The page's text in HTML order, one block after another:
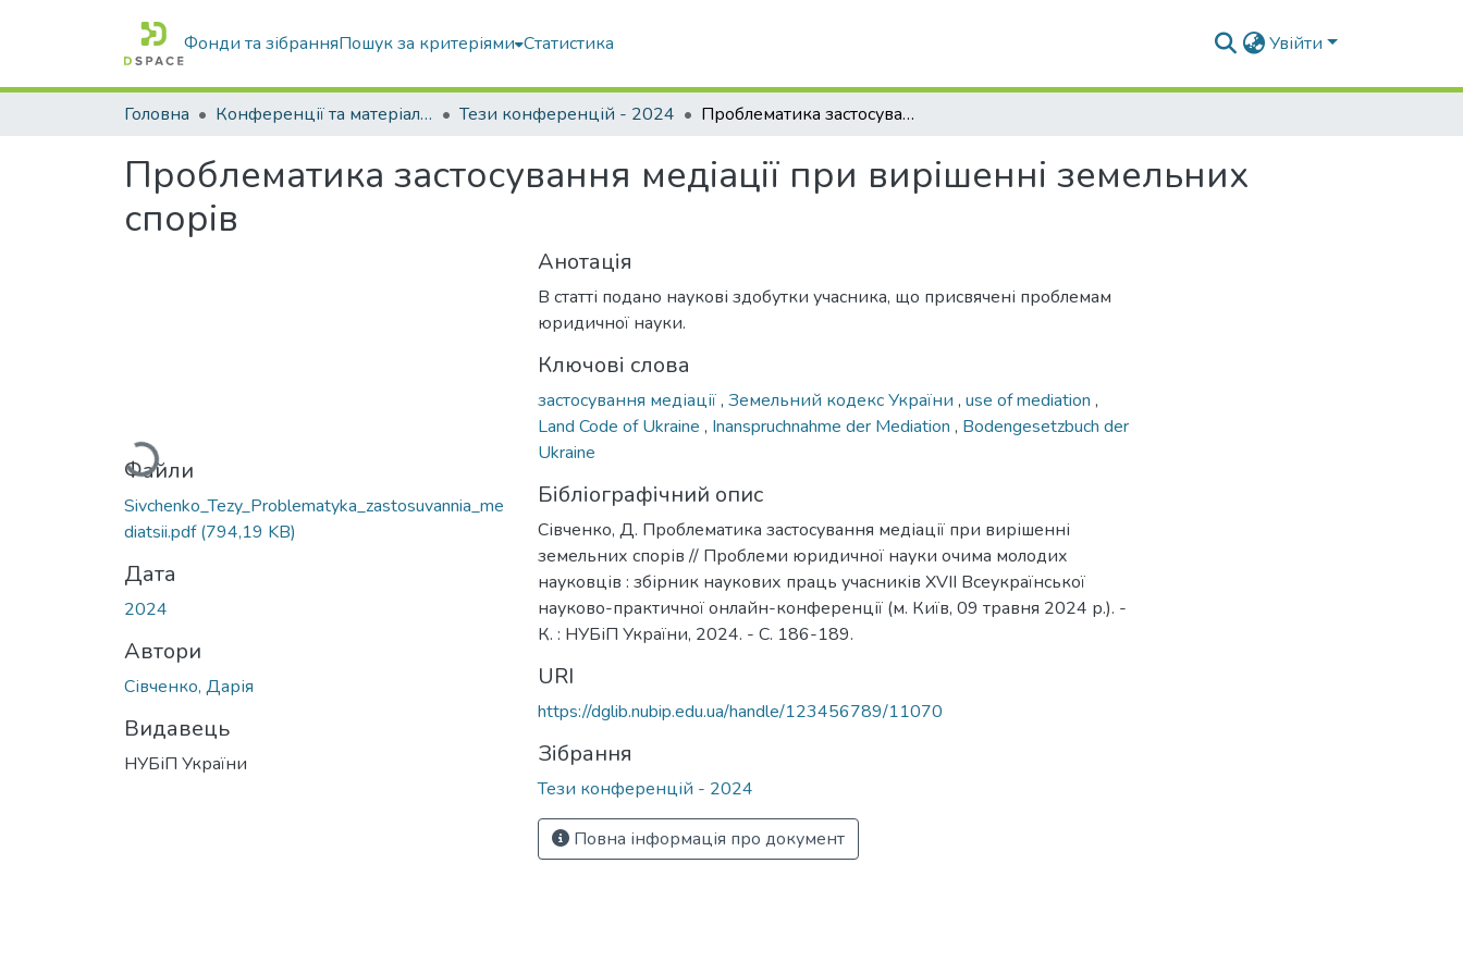
Фонди та зібранняПошук за критеріями Статистика Увійти
Головна Конференції та матеріали конференцій Тези конференцій - 2024 Проблематика застосування медіації при вирішенні земельних спорів
Проблематика застосування медіації при вирішенні земельних
спорів
Вантажиться...
Файли
Sivchenko_Tezy_Problematyka_zastosuvannia_me
diatsii.pdf(794,19 KB)
Дата
2024
Автори
Сівченко, Дарія
Видавець
НУБіП України
Анотація
В статті подано наукові здобутки учасника, що присвячені проблемам
юридичної науки.
Ключові слова
застосування медіації, Земельний кодекс України , use of mediation ,
Land Code of Ukraine , Inanspruchnahme der Mediation , Bodengesetzbuch der
Ukraine
Бібліографічний опис
Сівченко, Д. Проблематика застосування медіації при вирішенні
земельних спорів // Проблеми юридичної науки очима молодих
науковців : збірник наукових праць учасників ХVІI Всеукраїнської
науково-практичної онлайн-конференції (м. Київ, 09 травня 2024 р.). -
К. : НУБіП України, 2024. - С. 186-189.
URI
https://dglib.nubip.edu.ua/handle/123456789/11070
Зібрання
Тези конференцій - 2024
Повна інформація про документ